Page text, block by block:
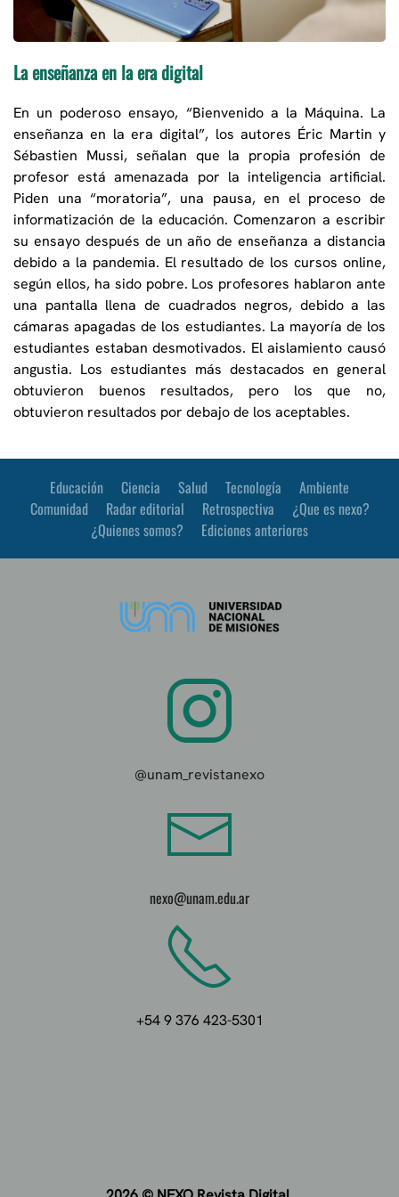
La enseñanza en la era digital
En un poderoso ensayo, “Bienvenido a la Máquina. La
enseñanza en la era digital”, los autores Éric Martin y
Sébastien Mussi, señalan que la propia profesión de
profesor está amenazada por la inteligencia artificial.
Piden una “moratoria”, una pausa, en el proceso de
informatización de la educación. Comenzaron a escribir
su ensayo después de un año de enseñanza a distancia
debido a la pandemia. El resultado de los cursos online,
según ellos, ha sido pobre. Los profesores hablaron ante
una pantalla llena de cuadrados negros, debido a las
cámaras apagadas de los estudiantes. La mayoría de los
estudiantes estaban desmotivados. El aislamiento causó
angustia. Los estudiantes más destacados en general
obtuvieron buenos resultados, pero los que no,
obtuvieron resultados por debajo de los aceptables.
Educación Ciencia Salud Tecnología
Ambiente
Comunidad
Radar editorial Retrospectiva
¿Que es nexo?
¿Quienes somos?
Ediciones anteriores
@unam_revistanexo
nexo@unam.edu.ar
+54 9 376 423-5301